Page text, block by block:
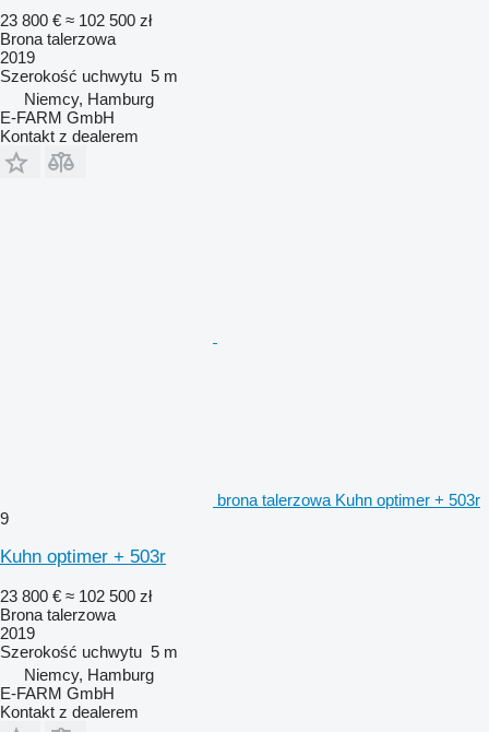
23 800 € ≈ 102 500 zł
Brona talerzowa
2019
Szerokość uchwytu 5 m
Niemcy, Hamburg
E-FARM GmbH
Kontakt z dealerem
brona talerzowa Kuhn optimer + 503r
9
Kuhn optimer + 503r
23 800 € ≈ 102 500 zł
Brona talerzowa
2019
Szerokość uchwytu 5 m
Niemcy, Hamburg
E-FARM GmbH
Kontakt z dealerem